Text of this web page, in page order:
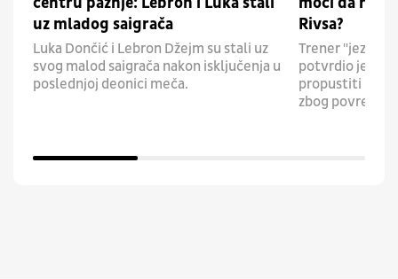
uz mladog saigrača
Luka Dončić i Lebron Džejm su stali uz
svog malod saigrača nakon isključenja u
poslednjoj deonici meča.
Rivsa?
Trener
potvrdio je da
propustiti prvu
zbog povreda.